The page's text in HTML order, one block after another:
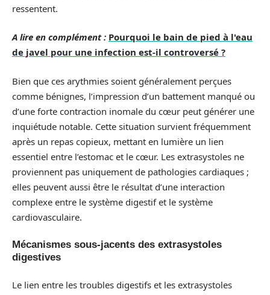
ressentent.
A lire en complément : Pourquoi le bain de pied à l'eau
de javel pour une infection est-il controversé ?
Bien que ces arythmies soient généralement perçues
comme bénignes, l’impression d’un battement manqué ou
d’une forte contraction inomale du cœur peut générer une
inquiétude notable. Cette situation survient fréquemment
après un repas copieux, mettant en lumière un lien
essentiel entre l’estomac et le cœur. Les extrasystoles ne
proviennent pas uniquement de pathologies cardiaques ;
elles peuvent aussi être le résultat d’une interaction
complexe entre le système digestif et le système
cardiovasculaire.
Mécanismes sous-jacents des extrasystoles
digestives
Le lien entre les troubles digestifs et les extrasystoles